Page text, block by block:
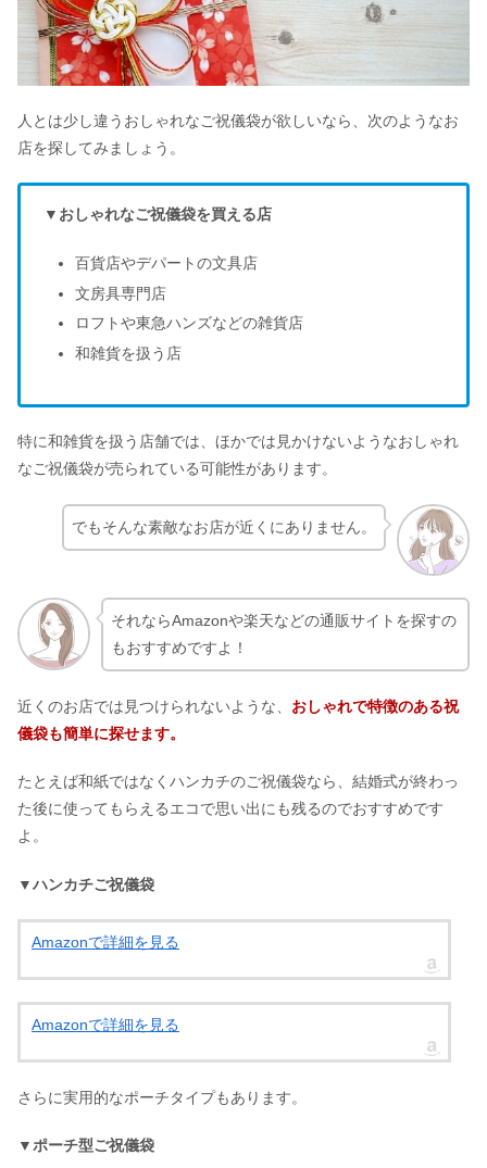
人とは少し違うおしゃれなご祝儀袋が欲しいなら、次のようなお
店を探してみましょう。
▼おしゃれなご祝儀袋を買える店
百貨店やデパートの文具店
文房具専門店
ロフトや東急ハンズなどの雑貨店
和雑貨を扱う店
特に和雑貨を扱う店舗では、ほかでは見かけないようなおしゃれ
なご祝儀袋が売られている可能性があります。
でもそんな素敵なお店が近くにありません。
それならAmazonや楽天などの通販サイトを探すの
もおすすめですよ！
近くのお店では見つけられないような、 おしゃれで特徴のある祝
儀袋も簡単に探せます。
たとえば和紙ではなくハンカチのご祝儀袋なら、結婚式が終わっ
た後に使ってもらえるエコで思い出にも残るのでおすすめです
よ。
▼ハンカチご祝儀袋
Amazonで詳細を見る
Amazonで詳細を見る
さらに実用的なポーチタイプもあります。
▼ポーチ型ご祝儀袋